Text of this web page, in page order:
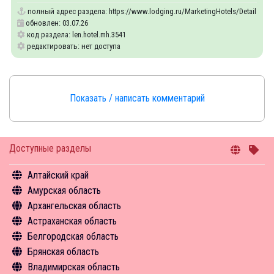
Доступные разделы
Алтайский край
Общая информация
Объекты туристского притяжения
Инфрастуктура туризма
Туризм в цифрах
Чем заняться
Средства размещения
Амурская область
Общая информация
Объекты туристского притяжения
Инфрастуктура туризма
Туризм в цифрах
Чем заняться
Архангельская область
Общая информация
Объекты туристского притяжения
Инфрастуктура туризма
Туризм в цифрах
Астраханская область
Общая информация
Объекты туристского притяжения
Инфрастуктура туризма
Белгородская область
Общая информация
Объекты туристского притяжения
Брянская область
Общая информация
Владимирская область
полный адрес раздела: https://www.lodging.ru/MarketingHotels/Details/
обновлен: 03.07.26
код раздела: len.hotel.mh.3541
редактировать: нет доступа
Показать / написать комментарий